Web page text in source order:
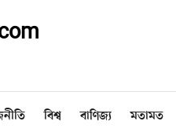
বিশ্ব বাণিজ্য মতামত